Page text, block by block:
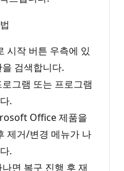
시작 버튼 우측에 있
검색합니다.
그램 또는 프로그램
.
Office 제품을
제거/변경 메뉴가 나
.
면 복구 진행 후 재